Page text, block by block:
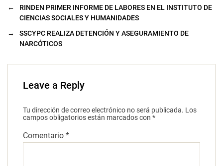
←
RINDEN PRIMER INFORME DE LABORES EN EL INSTITUTO DE
CIENCIAS SOCIALES Y HUMANIDADES
→
SSCYPC REALIZA DETENCIÓN Y ASEGURAMIENTO DE
NARCÓTICOS
Leave a Reply
Tu dirección de correo electrónico no será publicada. Los
campos obligatorios están marcados con *
Comentario *